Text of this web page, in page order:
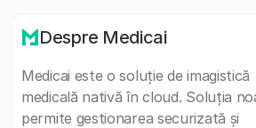
Despre Medicai
Medicai este o soluție de imagistică
medicală nativă în cloud. Soluția
permite gestionarea securizată și